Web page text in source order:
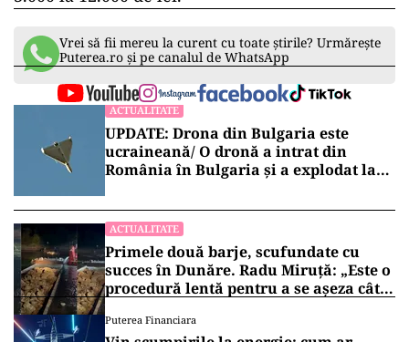
Vrei să fii mereu la curent cu toate știrile? Urmărește
Puterea.ro și pe canalul de WhatsApp
ACTUALITATE
UPDATE: Drona din Bulgaria este
ucraineană/ O dronă a intrat din
România în Bulgaria şi a explodat la
ACTUALITATE
Primele două barje, scufundate cu
succes în Dunăre. Radu Miruță: „Este o
procedură lentă pentru a se așeza cât
Puterea Financiara